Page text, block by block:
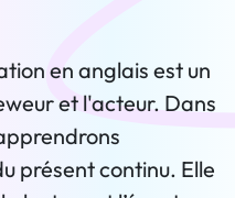
en anglais est un
et l'acteur. Dans
présent continu. Elle